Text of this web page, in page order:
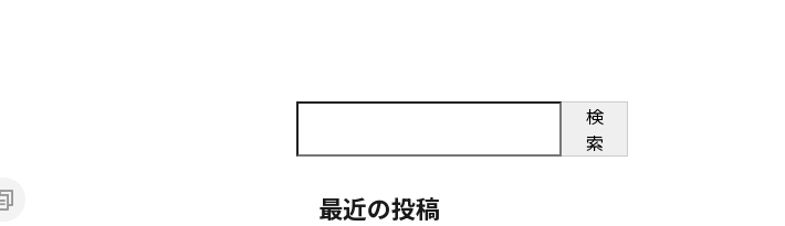
検
索
最近の投稿